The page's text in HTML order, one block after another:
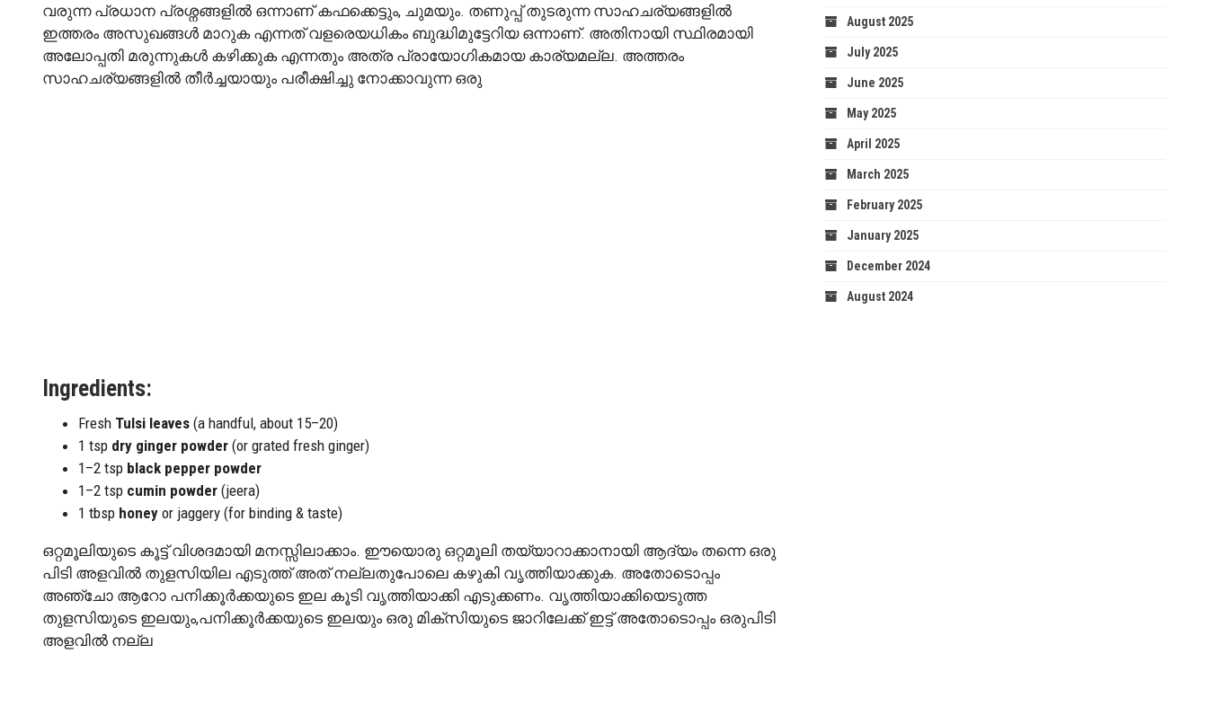
വരുന്ന പ്രധാന പ്രശ്നങ്ങളിൽ ഒന്നാണ് കഫക്കെട്ടും, ചുമയും. തണുപ്പ് തുടരുന്ന സാഹചര്യങ്ങളിൽ
ഇത്തരം അസുഖങ്ങൾ മാറുക എന്നത് വളരെയധികം ബുദ്ധിമുട്ടേറിയ ഒന്നാണ്. അതിനായി സ്ഥിരമായി
അലോപ്പതി മരുന്നുകൾ കഴിക്കുക എന്നതും അത്ര പ്രായോഗികമായ കാര്യമല്ല. അത്തരം
സാഹചര്യങ്ങളിൽ തീർച്ചയായും പരീക്ഷിച്ചു നോക്കാവുന്ന ഒരു
Ingredients:
Fresh Tulsi leaves (a handful, about 15–20)
1 tsp dry ginger powder (or grated fresh ginger)
1–2 tsp black pepper powder
1–2 tsp cumin powder (jeera)
1 tbsp honey or jaggery (for binding & taste)
ഒറ്റമൂലിയുടെ കൂട്ട് വിശദമായി മനസ്സിലാക്കാം. ഈയൊരു ഒറ്റമൂലി തയ്യാറാക്കാനായി ആദ്യം തന്നെ ഒരു
പിടി അളവിൽ തുളസിയില എടുത്ത് അത് നല്ലതുപോലെ കഴുകി വൃത്തിയാക്കുക. അതോടൊപ്പം
അഞ്ചോ ആറോ പനിക്കൂർക്കയുടെ ഇല കൂടി വൃത്തിയാക്കി എടുക്കണം. വൃത്തിയാക്കിയെടുത്ത
തുളസിയുടെ ഇലയും,പനിക്കൂർക്കയുടെ ഇലയും ഒരു മിക്സിയുടെ ജാറിലേക്ക് ഇട്ട് അതോടൊപ്പം ഒരുപിടി
അളവിൽ നല്ല
August 2025
July 2025
June 2025
May 2025
April 2025
March 2025
February 2025
January 2025
December 2024
August 2024